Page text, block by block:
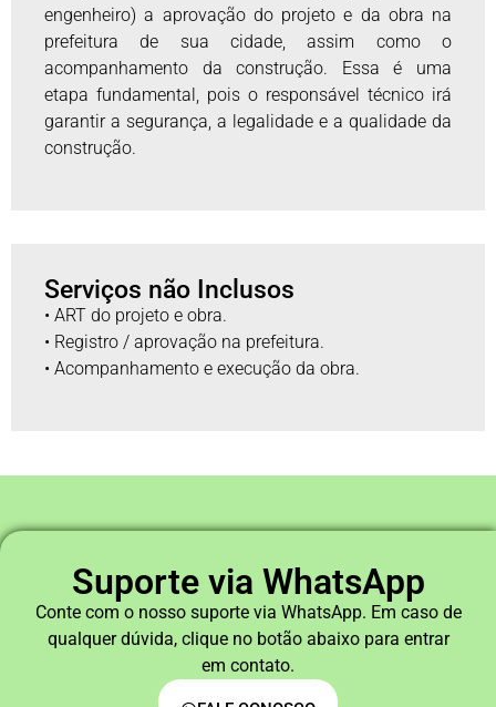
engenheiro) a aprovação do projeto e da obra na
prefeitura de sua cidade, assim como o
acompanhamento da construção. Essa é uma
etapa fundamental, pois o responsável técnico irá
garantir a segurança, a legalidade e a qualidade da
construção.
Serviços não Inclusos
• ART do projeto e obra.
• Registro / aprovação na prefeitura.
• Acompanhamento e execução da obra.
Suporte via WhatsApp
Conte com o nosso suporte via WhatsApp. Em caso de
qualquer dúvida, clique no botão abaixo para entrar
em contato.